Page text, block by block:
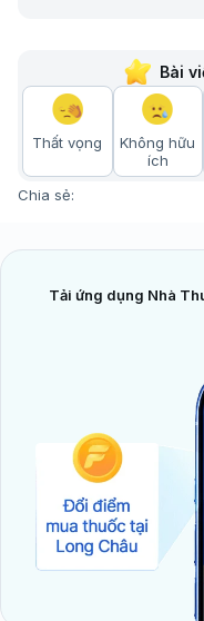
Bài
Thất vọng
Không hữu
ích
Chia sẻ:
Tải ứng dụng Nhà